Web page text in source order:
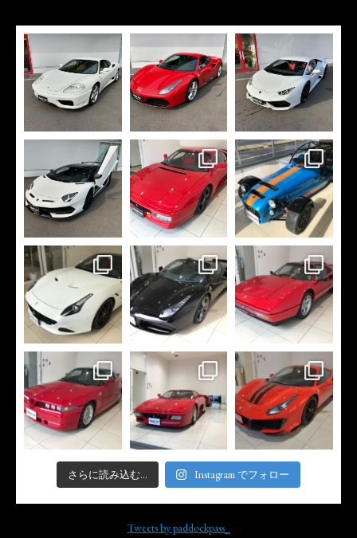
さらに読み込む... Instagram でフォロー
Tweets by paddockpass_